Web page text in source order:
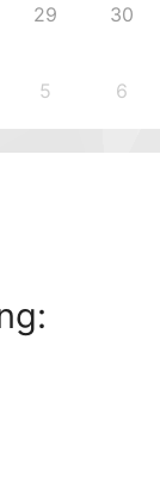
29 30
5 6